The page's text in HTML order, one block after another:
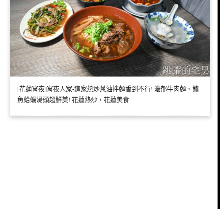
[花蓮宵夜]宵夜人家-這家熱炒蔥油拌麵香到不行! 濃郁牛肉麵、鱸
魚蛤蠣湯頭超鮮美! 花蓮熱炒，花蓮美食